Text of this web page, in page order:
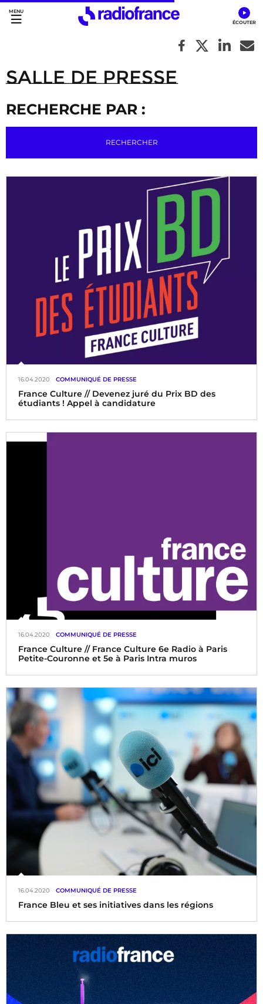
Accès direct :
Menu principal
Contenu
Salle de Presse
RECHERCHE PAR :
RECHERCHER
France Culture // Devenez juré du Prix BD des
étudiants ! Appel à candidature
16.04.2020 COMMUNIQUÉ DE PRESSE
France Culture // France Culture 6e Radio à Paris
Petite-Couronne et 5e à Paris Intra muros
16.04.2020 COMMUNIQUÉ DE PRESSE
France Bleu et ses initiatives dans les régions
16.04.2020 COMMUNIQUÉ DE PRESSE